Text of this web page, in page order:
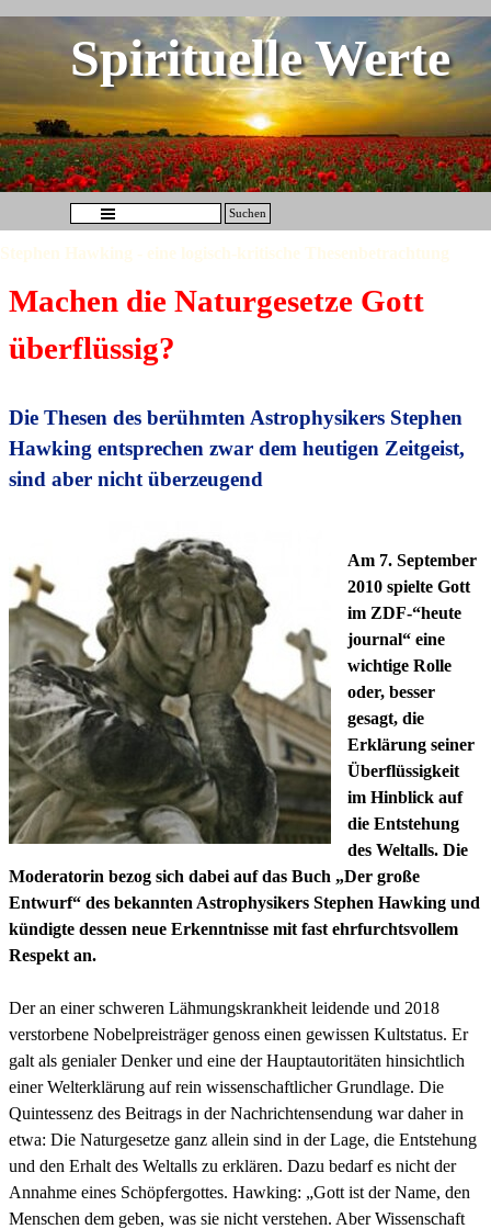
Spirituelle Werte
Suchen
Menü überspringen
Machen die Naturgesetze Gott
überflüssig?
Die Thesen des berühmten Astrophysikers Stephen
Hawking entsprechen zwar dem heutigen Zeitgeist,
sind aber nicht überzeugend
Am 7. September
2010 spielte Gott
im ZDF-“heute
journal“ eine
wichtige Rolle
oder, besser
gesagt, die
Erklärung seiner
Überflüssigkeit
im Hinblick auf
die Entstehung
des Weltalls. Die
Moderatorin bezog sich dabei auf das Buch „Der große
Entwurf“ des bekannten Astrophysikers Stephen Hawking und
kündigte dessen neue Erkenntnisse mit fast ehrfurchtsvollem
Respekt an.
Der an einer schweren Lähmungskrankheit leidende und 2018
verstorbene Nobelpreisträger genoss einen gewissen Kultstatus. Er
galt als genialer Denker und eine der Hauptautoritäten hinsichtlich
einer Welterklärung auf rein wissenschaftlicher Grundlage. Die
Quintessenz des Beitrags in der Nachrichtensendung war daher in
etwa: Die Naturgesetze ganz allein sind in der Lage, die Entstehung
und den Erhalt des Weltalls zu erklären. Dazu bedarf es nicht der
Annahme eines Schöpfergottes. Hawking: „Gott ist der Name, den
Menschen dem geben, was sie nicht verstehen. Aber Wissenschaft